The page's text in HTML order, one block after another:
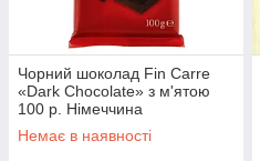
Чорний шоколад Fin Carre
«Dark Chocolate» з м'ятою
100 р. Німеччина
Немає в наявності